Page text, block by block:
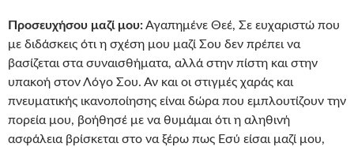
Προσευχήσου μαζί μου:Αγαπημένε Θεέ, Σε ευχαριστώ που
με διδάσκεις ότι η σχέση μου μαζί Σου δεν πρέπει να
βασίζεται στα συναισθήματα, αλλά στην πίστη και στην
υπακοή στον Λόγο Σου. Αν και οι στιγμές χαράς και
πνευματικής ικανοποίησης είναι δώρα που εμπλουτίζουν την
πορεία μου, βοήθησέ με να θυμάμαι ότι η αληθινή
ασφάλεια βρίσκεται στο να ξέρω πως Εσύ είσαι μαζί μου,